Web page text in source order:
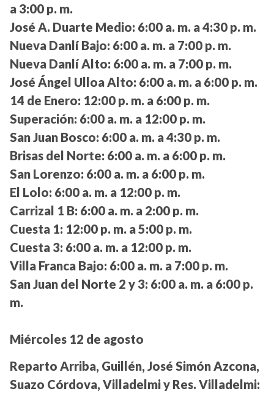
a 3:00 p. m.
José A. Duarte Medio: 6:00 a. m. a 4:30 p. m.
Nueva Danlí Bajo: 6:00 a. m. a 7:00 p. m.
Nueva Danlí Alto: 6:00 a. m. a 7:00 p. m.
José Ángel Ulloa Alto: 6:00 a. m. a 6:00 p. m.
14 de Enero: 12:00 p. m. a 6:00 p. m.
Superación: 6:00 a. m. a 12:00 p. m.
San Juan Bosco: 6:00 a. m. a 4:30 p. m.
Brisas del Norte: 6:00 a. m. a 6:00 p. m.
San Lorenzo: 6:00 a. m. a 6:00 p. m.
El Lolo: 6:00 a. m. a 12:00 p. m.
Carrizal 1 B: 6:00 a. m. a 2:00 p. m.
Cuesta 1: 12:00 p. m. a 5:00 p. m.
Cuesta 3: 6:00 a. m. a 12:00 p. m.
Villa Franca Bajo: 6:00 a. m. a 7:00 p. m.
San Juan del Norte 2 y 3: 6:00 a. m. a 6:00 p.
m.
Miércoles 12 de agosto
Reparto Arriba, Guillén, José Simón Azcona,
Suazo Córdova, Villadelmi y Res. Villadelmi: